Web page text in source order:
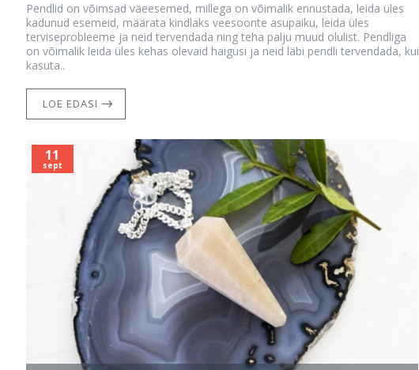
Pendlid on võimsad väeesemed, millega on võimalik ennustada, leida üles
kadunud esemeid, määrata kindlaks veesoonte asupaiku, leida üles
terviseprobleeme ja neid tervendada ning teha palju muud olulist. Pendliga
on võimalik leida üles kehas olevaid haigusi ja neid läbi pendli tervendada, kui
kasuta..
LOE EDASI
11
sept